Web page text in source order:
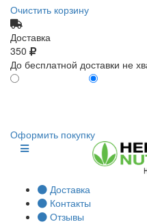
Очистить корзину
Доставка
350
До бесплатной доставки не
Оформить покупку
Доставка
Контакты
Отзывы